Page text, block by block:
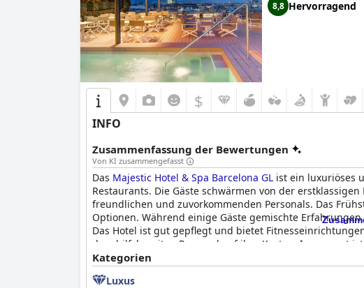
8,8 Hervorragend
$
INFO
Zusammenfassung der Bewertungen
Von KI zusammengefasst
Das Majestic Hotel & Spa Barcelona GL ist ein luxuriöses
Restaurants. Die Gäste schwärmen von der
freundlichen und zuvorkommenden Personals. Das
Optionen. Während einige Gäste gemischte
Das Hotel ist gut gepflegt und bietet
dem hilfsbereiten Personal auf ihre Kosten. Insgesamt ist
Bequemlichkeit in einer der besten Lagen Barcelonas
Kategorien
Luxus